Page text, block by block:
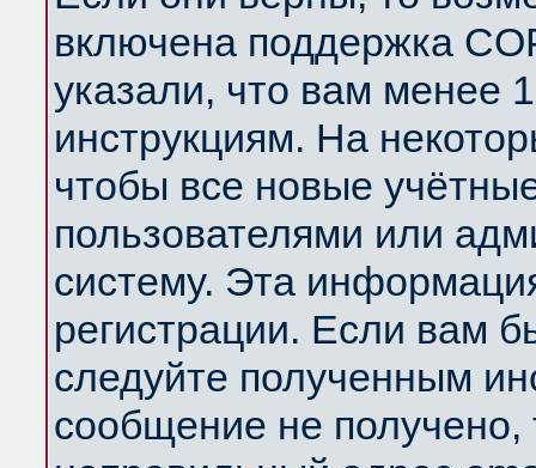
включена поддержка
указали, что вам менее
инструкциям. На
чтобы все новые
пользователями или
систему. Эта
регистрации. Если вам
следуйте полученным
сообщение не получено,